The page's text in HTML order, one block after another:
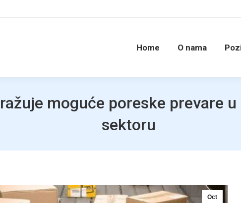
Home O nama
moguće poreske prevare
sektoru
Oct